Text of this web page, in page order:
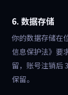
6. 数据存储
你的数据存储在
信息保护法》要
留，账号注销后
保留。